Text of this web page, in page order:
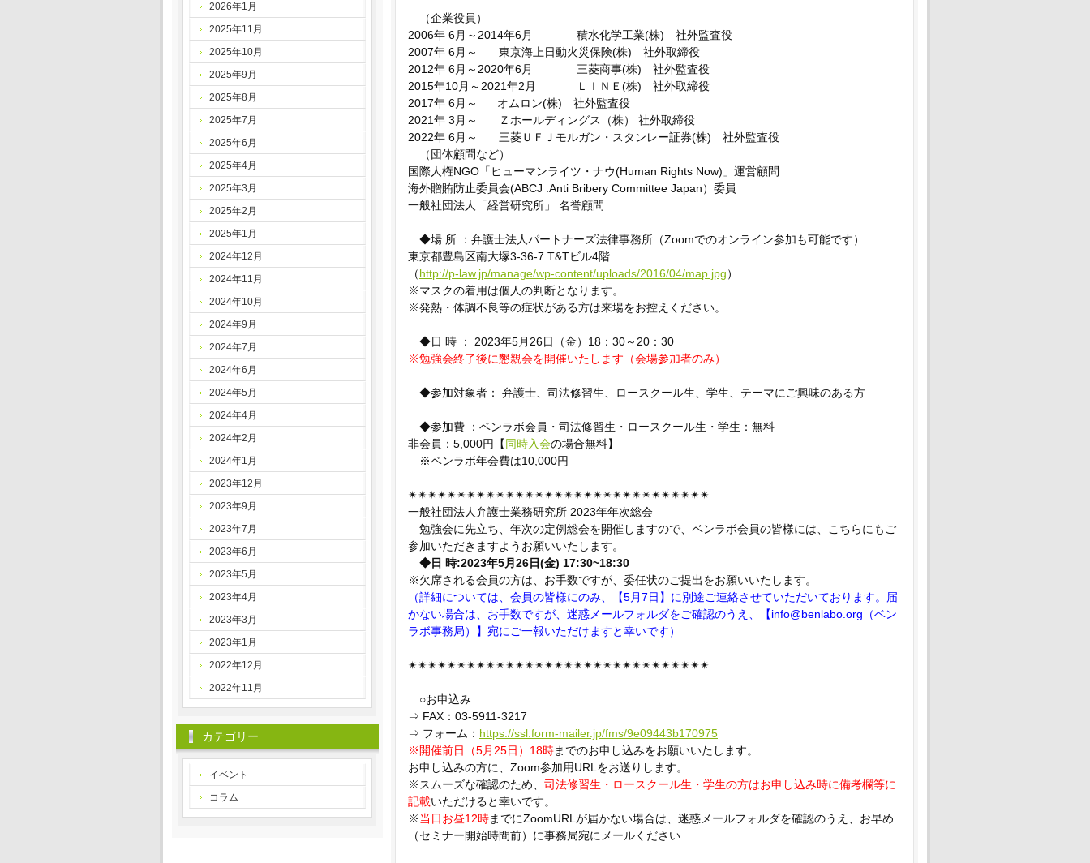
（企業役員）
2006年 6月～2014年6月 積水化学工業(株) 社外監査役
2007年 6月～ 東京海上日動火災保険(株) 社外取締役
2012年 6月～2020年6月 三菱商事(株) 社外監査役
2015年10月～2021年2月 ＬＩＮＥ(株) 社外取締役
2017年 6月～ オムロン(株) 社外監査役
2021年 3月～ Ｚホールディングス（株） 社外取締役
2022年 6月～ 三菱ＵＦＪモルガン・スタンレー証券(株) 社外監査役
（団体顧問など）
国際人権NGO「ヒューマンライツ・ナウ(Human Rights Now)」運営顧問
海外贈賄防止委員会(ABCJ :Anti Bribery Committee Japan）委員
一般社団法人「経営研究所」 名誉顧問
◆場 所 ：弁護士法人パートナーズ法律事務所（Zoomでのオンライン参加も可能です）
東京都豊島区南大塚3-36-7 T&Tビル4階
（http://p-law.jp/manage/wp-content/uploads/2016/04/map.jpg）
※マスクの着用は個人の判断となります。
※発熱・体調不良等の症状がある方は来場をお控えください。
◆日 時 ： 2023年5月26日（金）18：30～20：30
※勉強会終了後に懇親会を開催いたします（会場参加者のみ）
◆参加対象者： 弁護士、司法修習生、ロースクール生、学生、テーマにご興味のある方
◆参加費 ：ベンラボ会員・司法修習生・ロースクール生・学生：無料
非会員：5,000円【同時入会の場合無料】
※ベンラボ年会費は10,000円
✴︎✴︎✴︎✴︎✴︎✴︎✴︎✴︎✴︎✴︎✴︎✴︎✴︎✴︎✴︎✴︎✴︎✴︎✴︎✴︎✴︎✴︎✴︎✴︎✴︎✴︎✴︎✴︎✴︎✴︎✴︎
一般社団法人弁護士業務研究所 2023年年次総会
勉強会に先立ち、年次の定例総会を開催しますので、ベンラボ会員の皆様には、こちらにもご
参加いただきますようお願いいたします。
◆日 時:2023年5月26日(金) 17:30~18:30
※欠席される会員の方は、お手数ですが、委任状のご提出をお願いいたします。
（詳細については、会員の皆様にのみ、【5月7日】に別途ご連絡させていただいております。届
かない場合は、お手数ですが、迷惑メールフォルダをご確認のうえ、【info@benlabo.org（ベン
ラボ事務局）】宛にご一報いただけますと幸いです）
✴︎✴︎✴︎✴︎✴︎✴︎✴︎✴︎✴︎✴︎✴︎✴︎✴︎✴︎✴︎✴︎✴︎✴︎✴︎✴︎✴︎✴︎✴︎✴︎✴︎✴︎✴︎✴︎✴︎✴︎✴︎
○お申込み
⇒ FAX：03-5911-3217
⇒ フォーム： https://ssl.form-mailer.jp/fms/9e09443b170975
※開催前日（5月25日）18時までのお申し込みをお願いいたします。
お申し込みの方に、Zoom参加用URLをお送りします。
※スムーズな確認のため、 司法修習生・ロースクール生・学生の方はお申し込み時に備考欄等に
記載いただけると幸いです。
※当日お昼12時までにZoomURLが届かない場合は、迷惑メールフォルダを確認のうえ、お早め
（セミナー開始時間前）に事務局宛にメールください
2026年1月
2025年11月
2025年10月
2025年9月
2025年8月
2025年7月
2025年6月
2025年4月
2025年3月
2025年2月
2025年1月
2024年12月
2024年11月
2024年10月
2024年9月
2024年7月
2024年6月
2024年5月
2024年4月
2024年2月
2024年1月
2023年12月
2023年9月
2023年7月
2023年6月
2023年5月
2023年4月
2023年3月
2023年1月
2022年12月
2022年11月
カテゴリー
イベント
コラム